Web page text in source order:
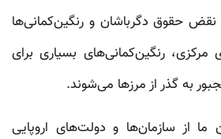
نقض حقوق دگرباشان و رنگین‌کمانی‌ها
مرکزی، رنگین‌کمانی‌های بسیاری برای
به گذر از مرزها می‌شوند.
ما از سازمان‌ها و دولت‌های اروپایی